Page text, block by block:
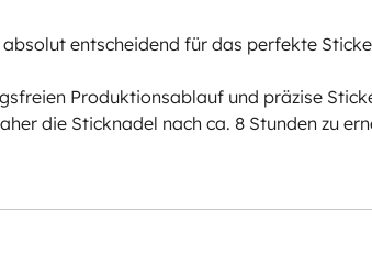
entscheidend für das perfekte
Produktionsablauf und präzise
die Sticknadel nach ca. 8 Stunden zu